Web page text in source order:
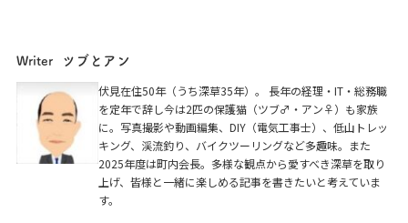
Writer ツブとアン
伏見在住50年（うち深草35年）。 長年の経理・IT・総務職
を定年で辞し今は2匹の保護猫（ツブ♂・アン♀）も家族
に。写真撮影や動画編集、DIY（電気工事士）、低山トレッ
キング、渓流釣り、バイクツーリングなど多趣味。また
2025年度は町内会長。多様な観点から愛すべき深草を取り
上げ、皆様と一緒に楽しめる記事を書きたいと考えていま
す。